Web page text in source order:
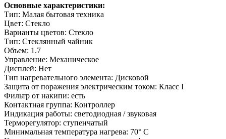
Основные характеристики:
Тип: Малая бытовая техника
Цвет: Стекло
Варианты цветов: Стекло
Тип: Стеклянный чайник
Объем: 1.7
Управление: Механическое
Дисплей: Нет
Тип нагревательного элемента: Дисковой
Защита от поражения электрическим током: Класс I
Фильтр от накипи: есть
Контактная группа: Контроллер
Индикация работы: светодиодная / звуковая
Терморегулятор: ступенчатый
Минимальная температура нагрева: 70° С